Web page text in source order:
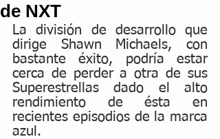
de NXT
La división de desarrollo que
dirige Shawn Michaels, con
bastante éxito, podría estar
cerca de perder a otra de sus
Superestrellas dado el alto
rendimiento de ésta en
recientes episodios de la marca
azul.